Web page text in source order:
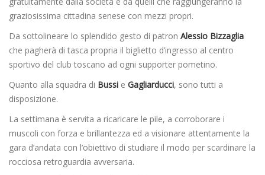
graziosissima cittadina senese con mezzi propri.
Da sottolineare lo splendido gesto di patron Alessio Bizzaglia
che pagherà di tasca propria il biglietto d’ingresso al centro
sportivo del club toscano ad ogni supporter pometino.
Quanto alla squadra di Bussi e Gagliarducci, sono tutti a
disposizione.
La settimana è servita a ricaricare le pile, a corroborare i
muscoli con forza e brillantezza ed a visionare attentamente la
gara d’andata con l’obiettivo di studiare il modo per scardinare la
rocciosa retroguardia avversaria.